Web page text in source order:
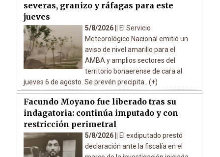
severas, granizo y ráfagas para este
jueves
5/8/2026 ||
El Servicio
Meteorológico Nacional emitió un
aviso de nivel amarillo para el
AMBA y amplios sectores del
territorio bonaerense de cara al
jueves 6 de agosto. Se prevén precipita...(+)
Facundo Moyano fue liberado tras su
indagatoria: continúa imputado y con
restricción perimetral
5/8/2026 ||
El exdiputado prestó
declaración ante la fiscalía en el